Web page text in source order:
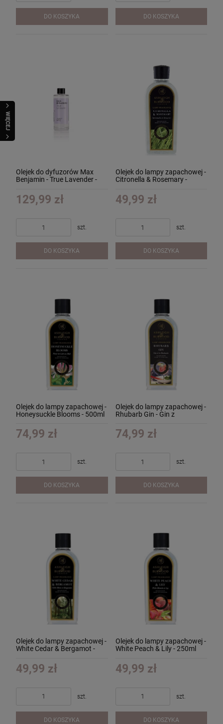
WIĘCEJ
DO KOSZYKA DO KOSZYKA
Olejek do dyfuzorów Max
Benjamin - True Lavender -
129,99 zł
szt.
DO KOSZYKA
Olejek do lampy zapachowej -
Citronella & Rosemary -
250ml
49,99 zł
szt.
DO KOSZYKA
Olejek do lampy zapachowej -
Honeysuckle Blooms - 500ml
74,99 zł
szt.
DO KOSZYKA
Olejek do lampy zapachowej -
Rhubarb Gin - Gin z
74,99 zł
szt.
DO KOSZYKA
Olejek do lampy zapachowej -
White Cedar & Bergamot -
49,99 zł
szt.
DO KOSZYKA
Olejek do lampy zapachowej -
White Peach & Lily - 250ml
49,99 zł
szt.
DO KOSZYKA